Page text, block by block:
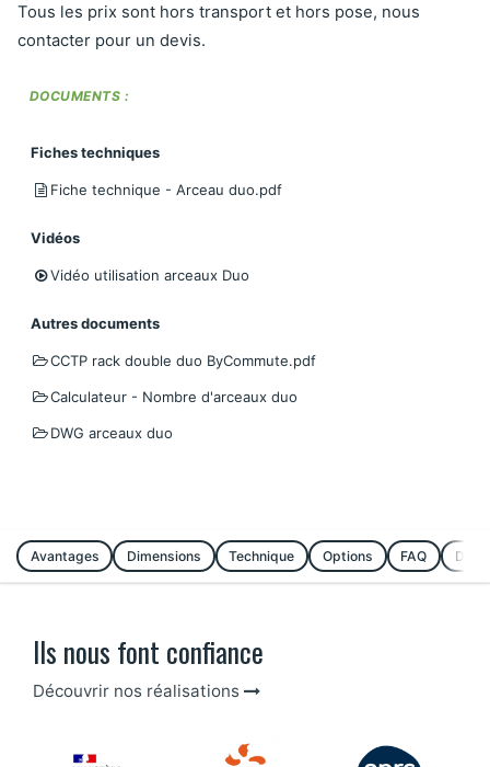
Tous les prix sont hors transport et hors pose, nous
contacter pour un devis.
DOCUMENTS :
Fiches techniques
Fiche technique - Arceau duo.pdf
Vidéos
Vidéo utilisation arceaux Duo
Autres documents
CCTP rack double duo ByCommute.pdf
Calculateur - Nombre d'arceaux duo
DWG arceaux duo
Avantages Dimensions Technique Options FAQ
Ils nous font confiance
Découvrir nos réalisations